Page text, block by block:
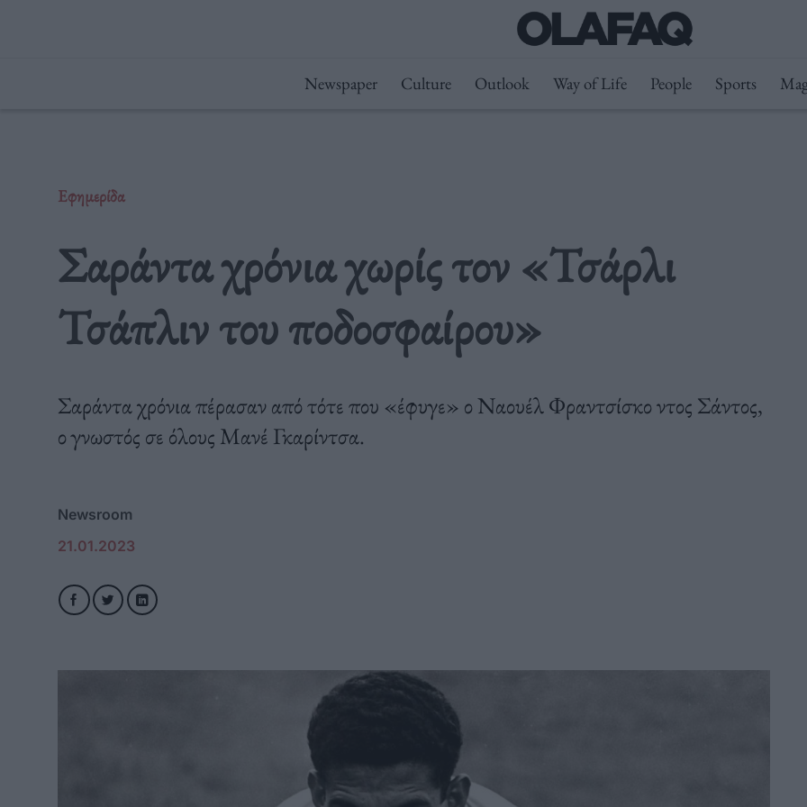
Newspaper Culture Outlook Way of Life People Sports
Εφημερίδα
Σαράντα χρόνια χωρίς τον «Τσάρλι
Τσάπλιν του ποδοσφαίρου»
Σαράντα χρόνια πέρασαν από τότε που «έφυγε» ο Ναουέλ Φραντσίσκο ντος Σάντος,
ο γνωστός σε όλους Μανέ Γκαρίντσα.
Newsroom
21.01.2023